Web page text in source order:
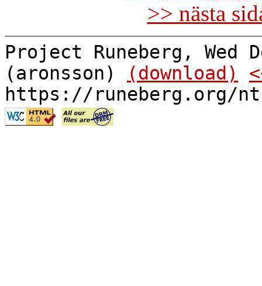
>> nästa
Project Runeberg, Wed
(aronsson)
(download)
https://runeberg.org/